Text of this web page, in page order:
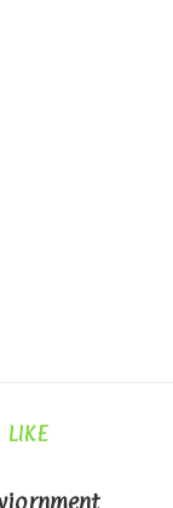
LIKE